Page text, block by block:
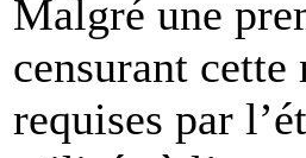
Malgré une
censurant
requises par